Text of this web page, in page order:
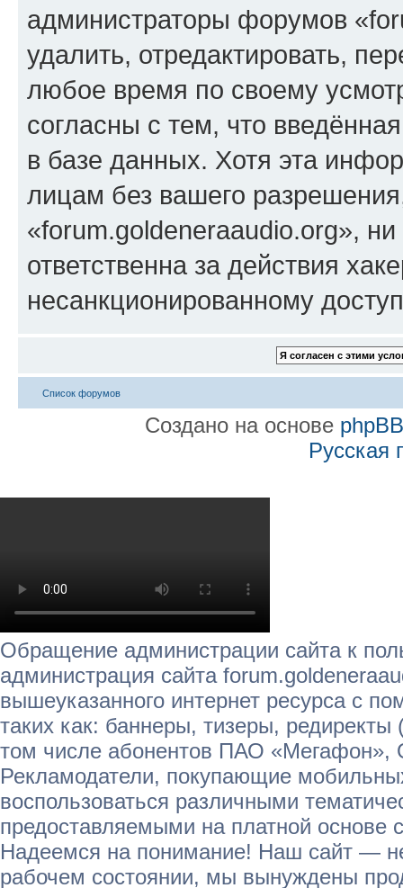
администраторы форумов
удалить, отредактировать,
любое время по своему
согласны с тем, что
в базе данных. Хотя эта
лицам без вашего
«forum.goldeneraaudio.org»,
ответственна за действия
несанкционированному
Список форумов
Создано на основе phpBB
Русская
Обращение администрации сайта к
администрация сайта
вышеуказанного интернет ресурса с
таких как: баннеры, тизеры,
том числе абонентов ПАО
Рекламодатели, покупающие
воспользоваться различными
предоставляемыми на платной основе
Надеемся на понимание! Наш сайт —
рабочем состоянии, мы вынуждены